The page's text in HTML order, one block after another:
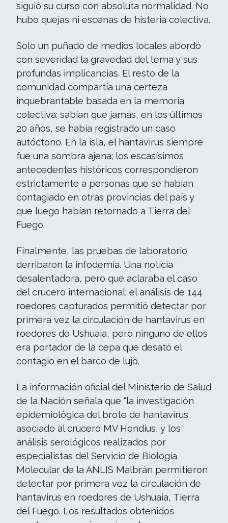
siguió su curso con absoluta normalidad. No
hubo quejas ni escenas de histeria colectiva.
Solo un puñado de medios locales abordó
con severidad la gravedad del tema y sus
profundas implicancias. El resto de la
comunidad compartía una certeza
inquebrantable basada en la memoria
colectiva: sabían que jamás, en los últimos
20 años, se había registrado un caso
autóctono. En la isla, el hantavirus siempre
fue una sombra ajena; los escasísimos
antecedentes históricos correspondieron
estrictamente a personas que se habían
contagiado en otras provincias del país y
que luego habían retornado a Tierra del
Fuego.
Finalmente, las pruebas de laboratorio
derribaron la infodemia. Una noticia
desalentadora, pero que aclaraba el caso
del crucero internacional: el análisis de 144
roedores capturados permitió detectar por
primera vez la circulación de hantavirus en
roedores de Ushuaia, pero ninguno de ellos
era portador de la cepa que desató el
contagio en el barco de lujo.
La información oficial del Ministerio de Salud
de la Nación señala que “la investigación
epidemiológica del brote de hantavirus
asociado al crucero MV Hondius, y los
análisis serológicos realizados por
especialistas del Servicio de Biología
Molecular de la ANLIS Malbrán permitieron
detectar por primera vez la circulación de
hantavirus en roedores de Ushuaia, Tierra
del Fuego. Los resultados obtenidos